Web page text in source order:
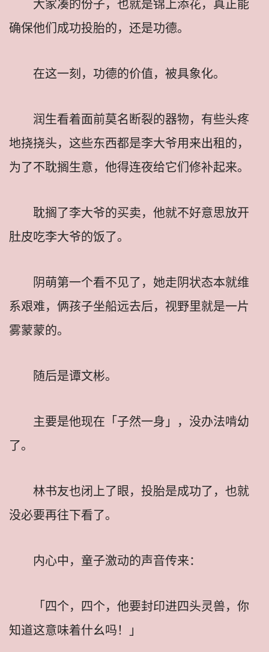
大家凑的份子，也就是锦上添花，真正能
确保他们成功投胎的，还是功德。
在这一刻，功德的价值，被具象化。
润生看着面前莫名断裂的器物，有些头疼
地挠挠头，这些东西都是李大爷用来出租的，
为了不耽搁生意，他得连夜给它们修补起来。
耽搁了李大爷的买卖，他就不好意思放开
肚皮吃李大爷的饭了。
阴萌第一个看不见了，她走阴状态本就维
系艰难，俩孩子坐船远去后，视野里就是一片
雾蒙蒙的。
随后是谭文彬。
主要是他现在「子然一身」，没办法啃幼
了。
林书友也闭上了眼，投胎是成功了，也就
没必要再往下看了。
内心中，童子激动的声音传来：
「四个，四个，他要封印进四头灵兽，你
知道这意味着什幺吗！」